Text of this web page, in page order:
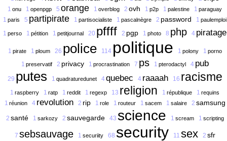
1 onu 1 openpgp 5 orange 1 overblog 2 ovh 1 p2p 1 palestine 1 paraguay
1 paris 5 partipirate 1 partisocialiste 1 pascalnègre 2 password 1 paulemploi
1 perso 1 pétition 1 petitjournal 20 pffff 2 pgp 1 photo 8 php 4 piratage
1 pirate 1 ploum 26 police 114 politique 1 polony 1 porno
1 preservatif 2 privacy 1 procrastination 7 ps 1 pterodactyl 4 pub
29 putes 1 quadraturedunet 4quebec 4 raaaah 16 racisme
1 raspberry 1 ratp 1 reddit 1 regexp 13 religion 1 république 1 requins
1 réunion 4 revolution 2 rip 1 role 1 routeur 1 sacem 1 salaire 2 samsung
2 santé 1 sarkozy 2 sauvegarde 43 science 1 scream 1 scripting
7 sebsauvage 1 securiity 68 security 11 sex 2 sfr